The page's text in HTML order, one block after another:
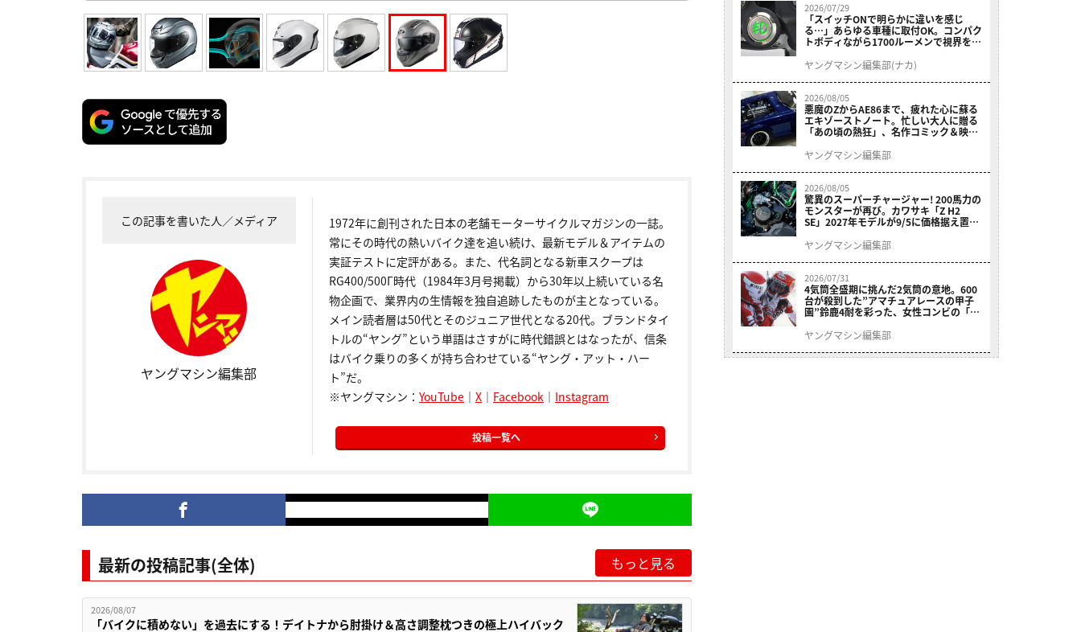
この記事を書いた人／メディア
ヤングマシン編集部
1972年に創刊された日本の老舗モーターサイクルマガジンの一誌。
常にその時代の熱いバイク達を追い続け、最新モデル＆アイテムの
実証テストに定評がある。また、代名詞となる新車スクープは
RG400/500Γ時代（1984年3月号掲載）から30年以上続いている名
物企画で、業界内の生情報を独自追跡したものが主となっている。
メイン読者層は50代とそのジュニア世代となる20代。ブランドタイ
トルの“ヤング”という単語はさすがに時代錯誤とはなったが、信条
はバイク乗りの多くが持ち合わせている“ヤング・アット・ハー
ト”だ。
※ヤングマシン： YouTube｜ X｜ Facebook ｜ Instagram
投稿一覧へ
最新の投稿記事(全体) もっと見る
2026/08/07
「バイクに積めない」を過去にする！デイトナから肘掛け＆高さ調整枕つきの極上ハイバック
2026/07/29
「スイッチONで明らかに違いを感じ
る…」あらゆる車種に取付OK。コンパク
トボディながら1700ルーメンで視界を確
ニット プレシャスレイ スモール］
ヤングマシン編集部(ナカ)
2026/08/05
悪魔のZからAE86まで、疲れた心に蘇る
エキゾーストノート。忙しい大人に贈る
「あの頃の熱狂」、名作コミック＆映画
結！
ヤングマシン編集部
2026/08/05
驚異のスーパーチャージャー! 200馬力の
モンスターが再び。カワサキ「Z H2
SE」2027年モデルが9/5に価格据え置き
ヤングマシン編集部
2026/07/31
4気筒全盛期に挑んだ2気筒の意地。600
台が殺到した”アマチュアレースの甲子
園”鈴鹿4耐を彩った、女性コンビの「ス
ヤングマシン編集部